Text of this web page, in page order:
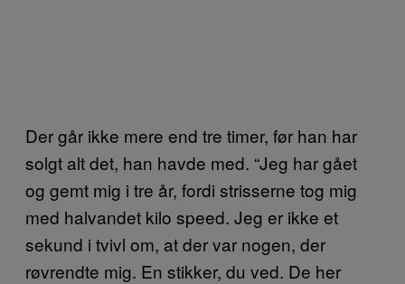
Der går ikke mere end tre timer, før han har
solgt alt det, han havde med. “Jeg har gået
og gemt mig i tre år, fordi strisserne tog mig
med halvandet kilo speed. Jeg er ikke et
sekund i tvivl om, at der var nogen, der
røvrendte mig. En stikker, du ved. De her